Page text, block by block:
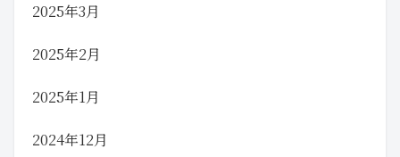
2025年3月
2025年2月
2025年1月
2024年12月